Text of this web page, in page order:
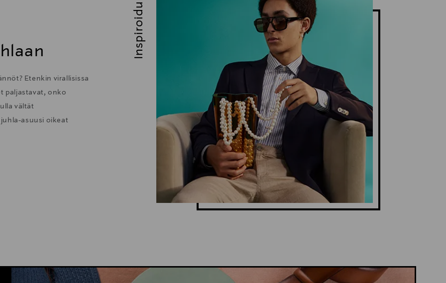
Etenkin virallisissa
paljastavat, onko
vältät
asuusi oikeat
Inspiroidu